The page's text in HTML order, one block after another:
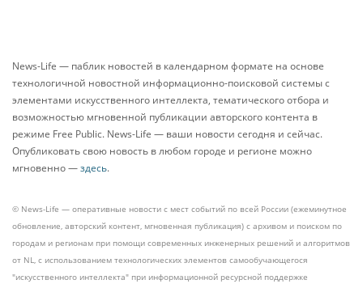
News-Life — паблик новостей в календарном формате на основе
технологичной новостной информационно-поисковой системы с
элементами искусственного интеллекта, тематического отбора и
возможностью мгновенной публикации авторского контента в
режиме Free Public. News-Life — ваши новости сегодня и сейчас.
Опубликовать свою новость в любом городе и регионе можно
мгновенно —здесь.
© News-Life — оперативные новости с мест событий по всей России (ежеминутное
обновление, авторский контент, мгновенная публикация) с архивом и поиском по
городам и регионам при помощи современных инженерных решений и алгоритмов
от NL, с использованием технологических элементов самообучающегося
"искусственного интеллекта" при информационной ресурсной поддержке